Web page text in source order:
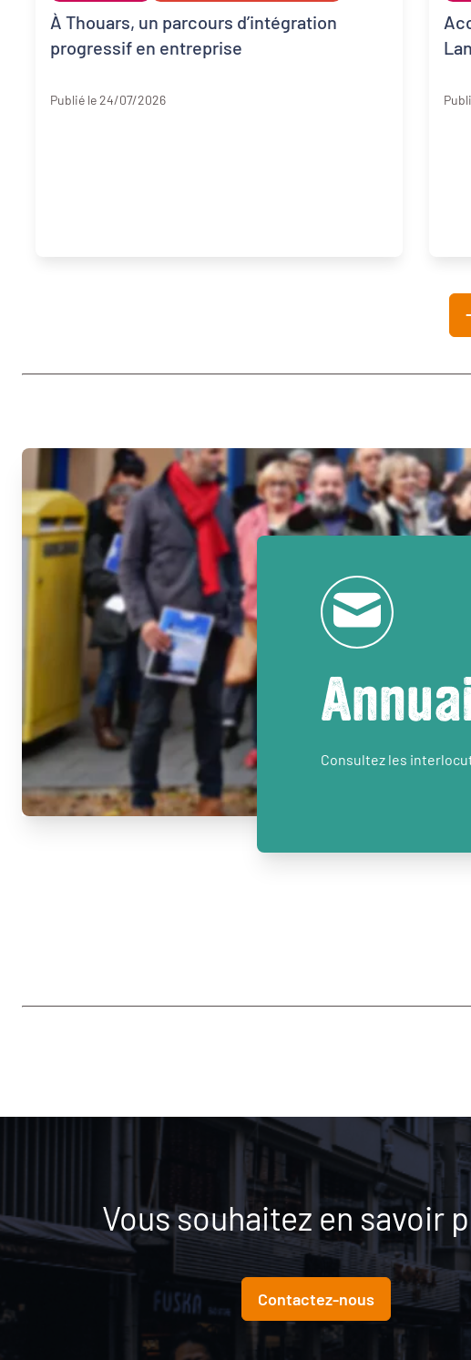
À Thouars, un parcours d’intégration
progressif en entreprise
Publié le 24/07/2026
Consultez les
Vous souhaitez en savoir
Contactez-nous